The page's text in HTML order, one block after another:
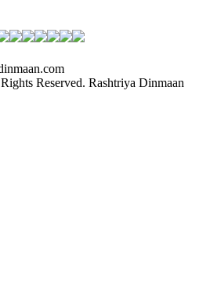
Reserved. Rashtriya Dinmaan